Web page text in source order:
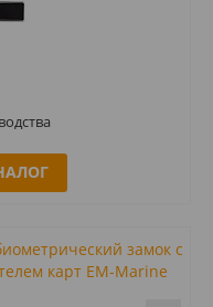
замок с
карт EM-Marine